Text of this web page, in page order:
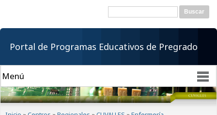
Formulario de
Buscar
Portal de Programas Educativos de Pregrado